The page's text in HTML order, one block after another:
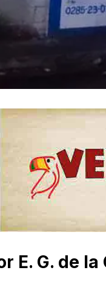
E. G. de